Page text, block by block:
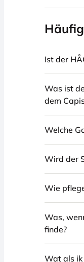
Ist der
Was ist
dem
Welche
Wird der
Wie
Was,
finde?
Wat als ik